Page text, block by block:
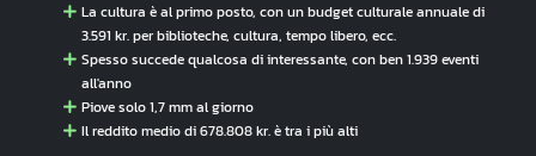
La cultura è al primo posto, con un budget culturale annuale di
3.591 kr. per biblioteche, cultura, tempo libero, ecc.
Spesso succede qualcosa di interessante, con ben 1.939 eventi
all'anno
Piove solo 1,7 mm al giorno
Il reddito medio di 678.808 kr. è tra i più alti